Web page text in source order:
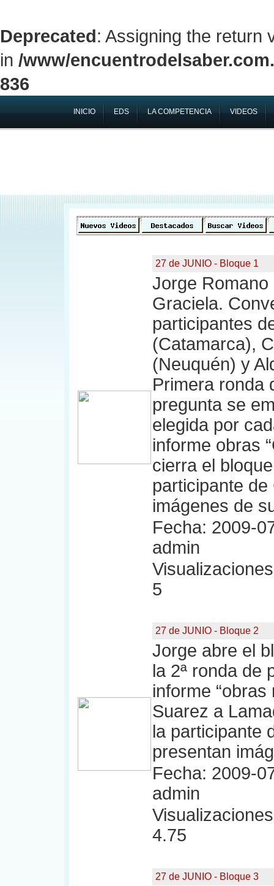
Deprecated: Assigning the return
in /www/
836
INICIO EDS LA COMPETENCIA VIDEOS
27 de JUNIO - Bloque 1
Jorge
Graciela.
participantes
(Catamarca),
(Neuquén) y
Primera ronda
pregunta se
elegida por
informe obras
cierra el
participante
imágenes de
Fecha: 2009-
admin
5
27 de JUNIO - Bloque 2
Jorge abre el
la 2ª ronda de
informe
Suarez a
la participante
presentan
Fecha: 2009-
admin
4.75
27 de JUNIO - Bloque 3